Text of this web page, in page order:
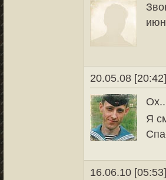
20.05.08 [20:42]
Я
16.06.10 [05:53]